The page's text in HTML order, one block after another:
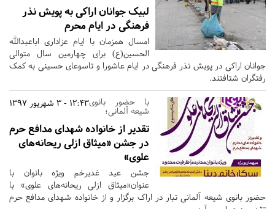
لبیک جوانان اراکی به پویش نذر
فرهنگی در ایام محرم
امسال همزمان با ایام عزاداری اباعبدالله
الحسین(ع) برای چهارمین سال متوالی
جوانان اراکی در پویش نذر فرهنگی در ایام عاشورا و تاسوعای حسینی به کمک
رفتگران شتافتند.
12:43 - 3 شهریور 1397با حضور بانوی
شیعه آلمانی؛
تقدیر از خانواده شهدای مدافع حرم
در جشن «میثاق ازلی ریحانه‌های
علوی»
جشن عید غدیرخم ویژه بانوان با
عنوان«میثاق ازلی ریحانه‌های علوی» با
حضور بانوی شیعه آلمانی تبار در اراک برگزار و از خانواده شهدای مدافع حرم